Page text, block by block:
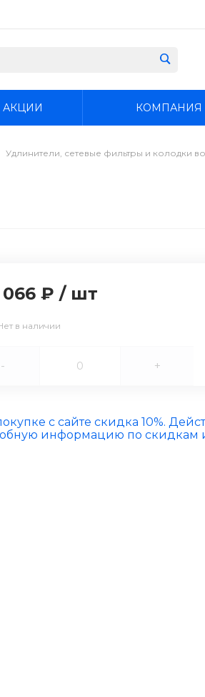
АКЦИИ КОМПАНИЯ
Удлинители, сетевые фильтры и колодки
066 ₽ / шт
в наличии
- +
с сайте скидка 10%.
информацию по скидкам